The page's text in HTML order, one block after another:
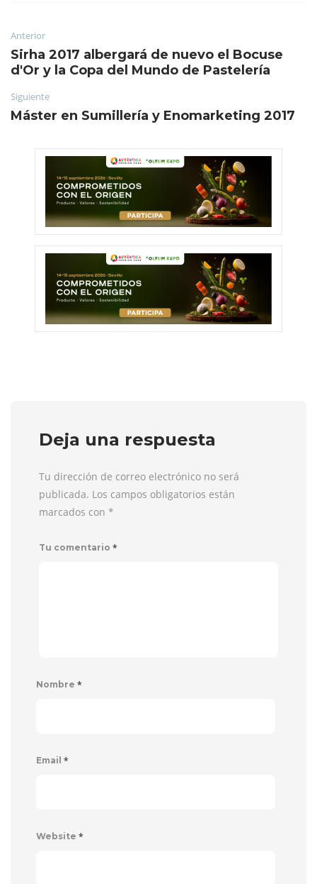
Anterior
Sirha 2017 albergará de nuevo el Bocuse
d'Or y la Copa del Mundo de Pastelería
Siguiente
Máster en Sumillería y Enomarketing 2017
Deja una respuesta
Tu dirección de correo electrónico no será
publicada. Los campos obligatorios están
marcados con *
Tu comentario *
Nombre *
Email *
Website *